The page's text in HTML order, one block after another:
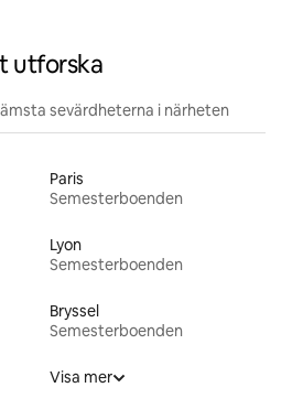
utforska
sevärdheterna i närheten
Paris
Semesterboenden
Lyon
Semesterboenden
Bryssel
Semesterboenden
Visa mer